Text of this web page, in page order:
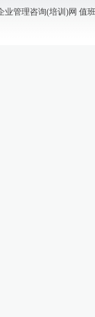
业管理咨询(培训)网 值